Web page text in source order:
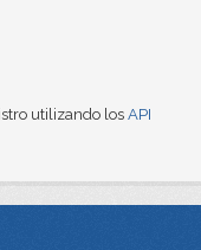
utilizando los API